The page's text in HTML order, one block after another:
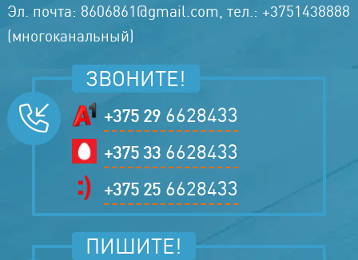
Эл. почта: 8606861@gmail.com, тел.: +3751438888
(многоканальный)
ЗВОНИТЕ!
+375 296628433
+375 336628433
+375 256628433
ПИШИТЕ!